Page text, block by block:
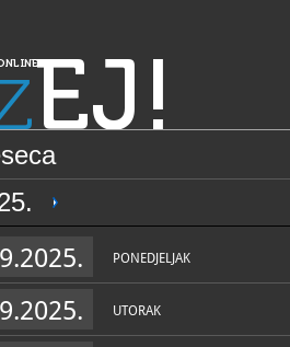
EJ!
PONEDJELJAK
UTORAK
zbirka "Burnum"